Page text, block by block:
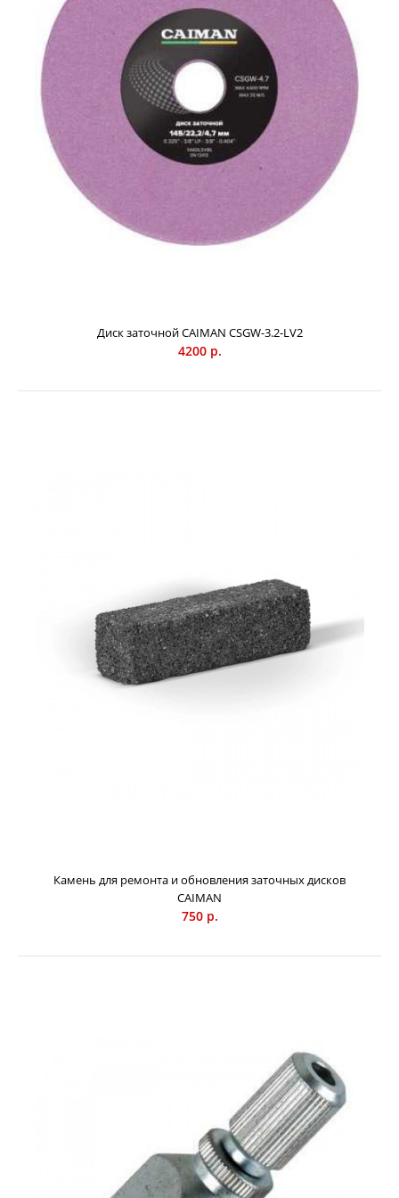
3/8”. Диаметр диска 145 мм. Диаметр посадочного
отверстия 22,2 мм. Толщина диска 3,2 мм.
Высококачественные диски из особого абразивного
материала - белого электрокорунда, который имеет
высокую твёрдость и прочность, уступающую только
алмазу. Керамическая связка абразивного зерна
позволяет осуществлять как первичную, так и финишную
заточку пильных цепей.
отверстия 22,2 мм. Толщина диска 4,7 мм.
Высококачественные диски CAIMAN выполнены из
особого абразивного материала - белого электрокорунда
уступающую только алмазу. Керамическая связка
Диск заточной CAIMAN CSGW-3.2-LV2
4200 р.
Камень для ремонта и обновления заточных дисков
CAIMAN
750 р.